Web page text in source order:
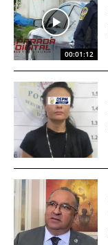
00:01:12